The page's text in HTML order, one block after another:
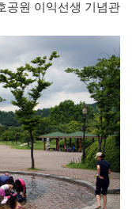
공원 이익선생 기념관